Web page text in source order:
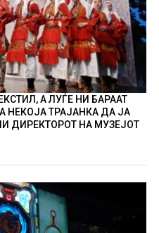
А ЛУЃЕ НИ БАРААТ
НЕКОЈА ТРАЈАНКА ДА ЈА
ДИРЕКТОРОТ НА МУЗЕЈОТ